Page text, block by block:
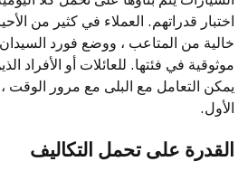
اختبار قدراتهم. العملاء في كثير من
خالية من المتاعب ، ووضع فورد السيدان
موثوقية في فئتها. للعائلات أو الأفراد
يمكن التعامل مع البلى مع مرور الوقت ،
الأول.
القدرة على تحمل التكاليف